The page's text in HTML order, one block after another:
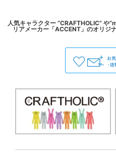
人気キャラクター “CRAFTHOLIC” や